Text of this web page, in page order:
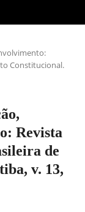
Constitucional.
Revista
de
v. 13,